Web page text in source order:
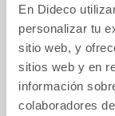
En Dideco
personalizar tu
sitio web, y
sitios web y en
información
colaboradores
Un lugar sin
(Orden de
1)
19,95€
Comprar